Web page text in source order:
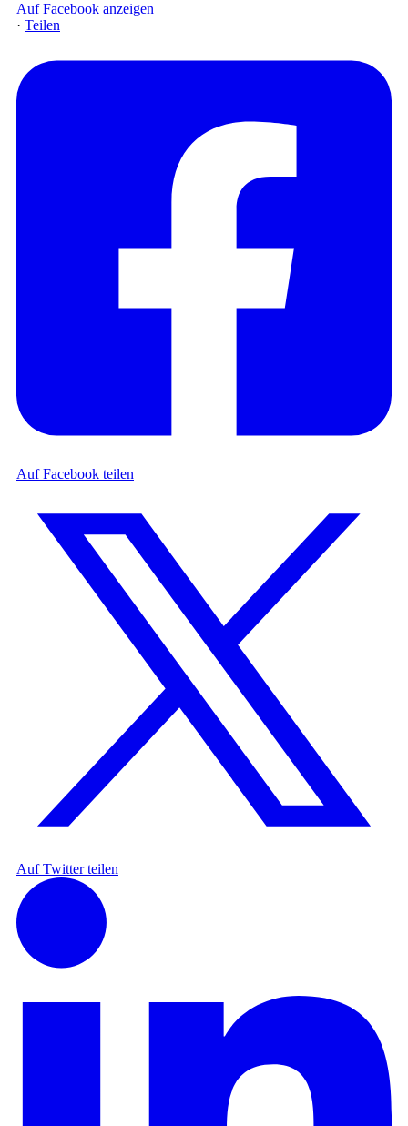
Auf Facebook anzeigen
· Teilen
Auf Facebook teilen
Auf Twitter teilen